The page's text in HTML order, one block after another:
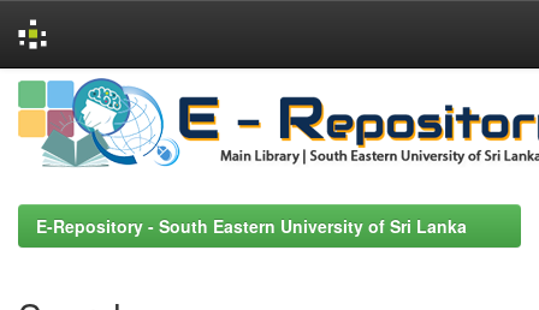
Skip
navigation
E-Repository - South Eastern University of Sri Lanka